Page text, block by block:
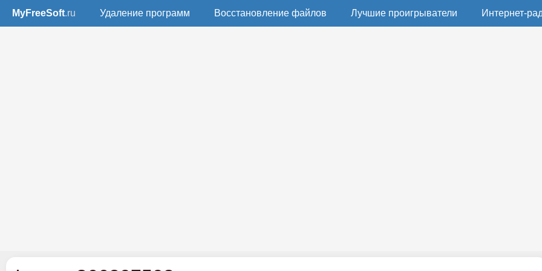
MyFreeSoft.ru Удаление программ Восстановление файлов Лучшие проигрыватели Интернет-